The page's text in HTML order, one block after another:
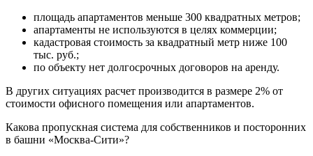
площадь апартаментов меньше 300 квадратных метров;
апартаменты не используются в целях коммерции;
кадастровая стоимость за квадратный метр ниже 100
тыс. руб.;
по объекту нет долгосрочных договоров на аренду.
В других ситуациях расчет производится в размере 2% от
стоимости офисного помещения или апартаментов.
Какова пропускная система для собственников и посторонних
в башни «Москва-Сити»?